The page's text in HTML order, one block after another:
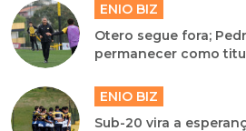
ENIO BIZ
Otero segue fora;
permanecer como
ENIO BIZ
Sub-20 vira a